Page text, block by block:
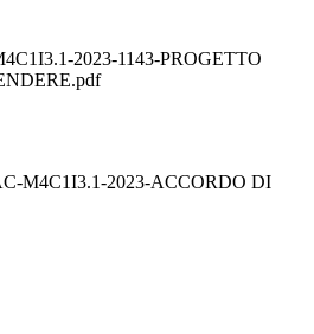
2023-1143-PROGETTO
M4C1I3.1-2023-ACCORDO DI